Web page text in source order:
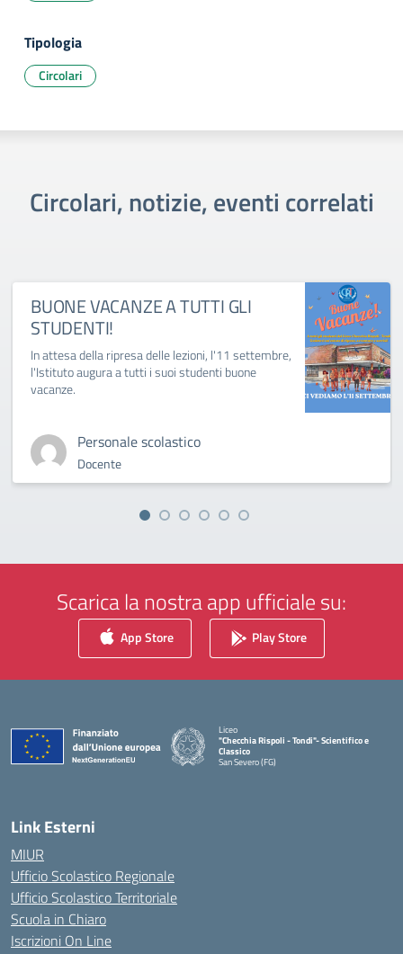
Tipologia
Circolari
Circolari, notizie, eventi correlati
BUONE VACANZE A TUTTI GLI
STUDENTI!
In attesa della ripresa delle lezioni, l'11 settembre,
l'Istituto augura a tutti i suoi studenti buone
vacanze.
Personale scolastico
Docente
Scarica la nostra app ufficiale su:
App Store Play Store
Liceo
"Checchia Rispoli - Tondi"- Scientifico e
Classico
San Severo (FG)
Link Esterni
MIUR
Ufficio Scolastico Regionale
Ufficio Scolastico Territoriale
Scuola in Chiaro
Iscrizioni On Line